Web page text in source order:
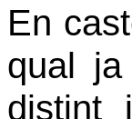
En
qual
distint